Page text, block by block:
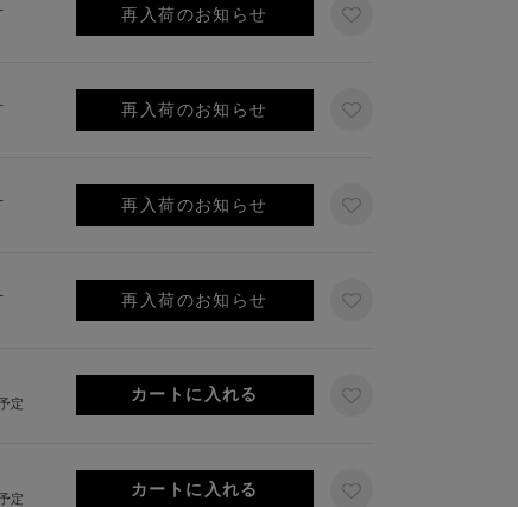
再入荷のお知らせ
再入荷のお知らせ
再入荷のお知らせ
再入荷のお知らせ
定
定